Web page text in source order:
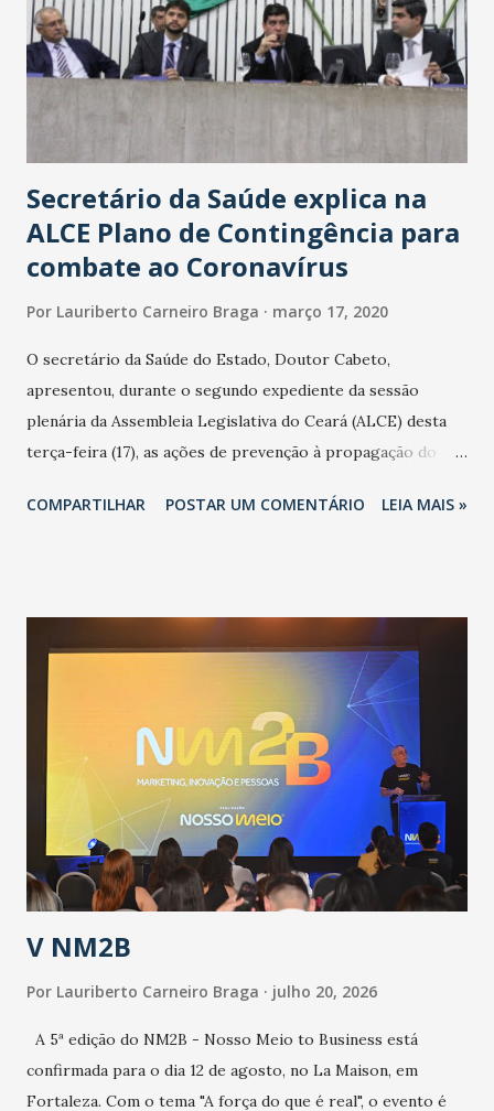
Secretário da Saúde explica na
ALCE Plano de Contingência para
combate ao Coronavírus
Por Lauriberto Carneiro Braga março 17, 2020
O secretário da Saúde do Estado, Doutor Cabeto,
apresentou, durante o segundo expediente da sessão
plenária da Assembleia Legislativa do Ceará (ALCE) desta
terça-feira (17), as ações de prevenção à propagação do
adotadas pelo Governo do Estado na contenção da
população suspeita e de cuidados com os ambientes
públicos e domiciliares. “Nós não estamos vivendo uma
epidemia comum, como temos em todos os anos, com
aumento de casos de dengue, influenza ou H1N1. Trata-se
de uma epidemia com um vírus diferente, com um poder de
contaminação maior que outros coronavírus”, apontou o
secretário. Segundo ele, é uma epidemia com chance de
contaminação alta, podendo gerar um grande risco à
população e ao sistema de saúde. “Precisamos saber fazer a
estratificação do risco da doença, para não so...
COMPARTILHAR POSTAR UM COMENTÁRIO LEIA MAIS »
V NM2B
Por Lauriberto Carneiro Braga julho 20, 2026
A 5ª edição do NM2B - Nosso Meio to Business está
confirmada para o dia 12 de agosto, no La Maison, em
Fortaleza. Com o tema "A força do que é real", o evento é